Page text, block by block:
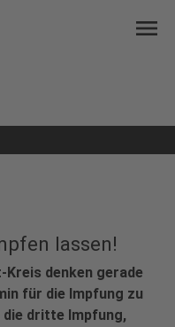
menu
lassen!
Kreis denken gerade
für die Impfung zu
die dritte Impfung,